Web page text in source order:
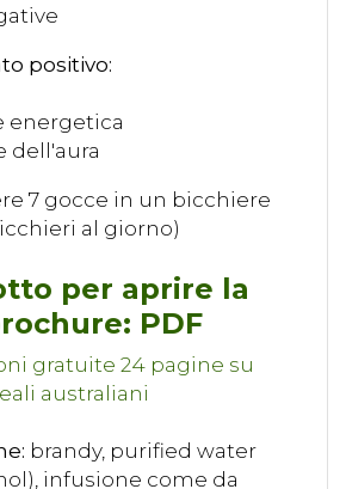
positivo:
energetica
dell'aura
7 gocce in un bicchiere
al giorno)
per aprire la
PDF
brandy, purified water
infusione come da